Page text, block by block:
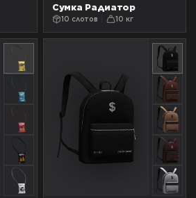
Сумка Радиатор
10 слотов 10 кг